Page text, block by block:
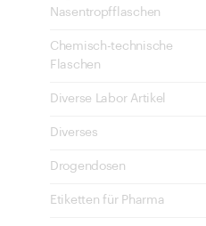
Nasentropfflaschen
Chemisch-technische
Flaschen
Diverse Labor Artikel
Diverses
Drogendosen
Etiketten für Pharma